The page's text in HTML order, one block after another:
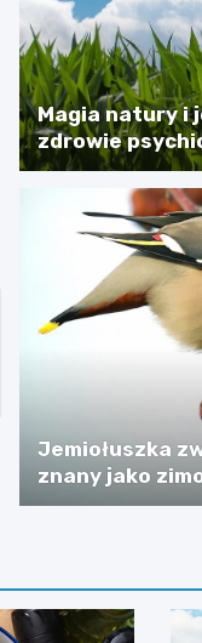
Magia natury i
zdrowie
Jemiołuszka
znany jako